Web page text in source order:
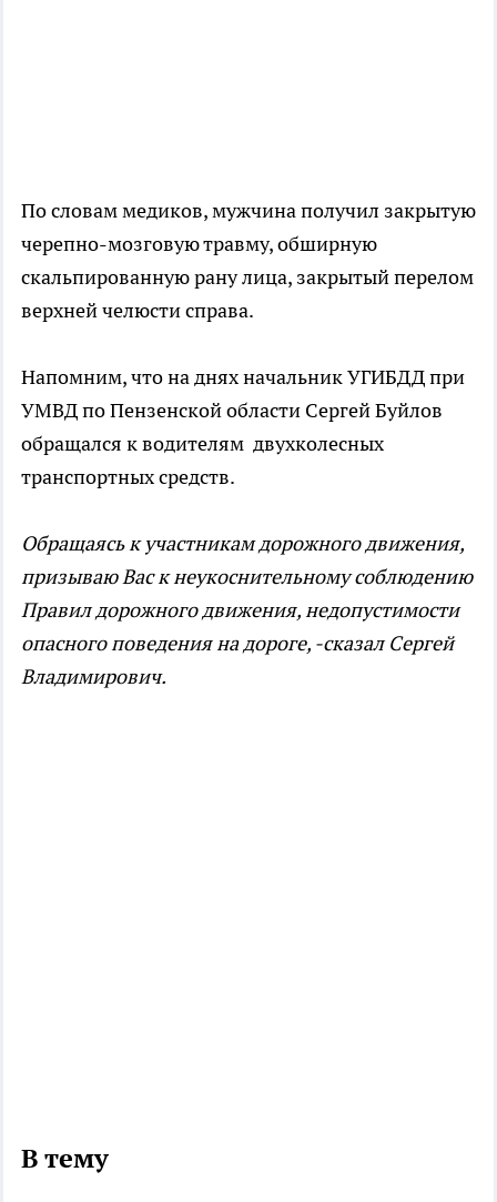
По словам медиков, мужчина получил закрытую
черепно-мозговую травму, обширную
скальпированную рану лица, закрытый перелом
верхней челюсти справа.
Напомним, что на днях начальник УГИБДД при
УМВД по Пензенской области Сергей Буйлов
обращался к водителям двухколесных
транспортных средств.
Обращаясь к участникам дорожного движения,
призываю Вас к неукоснительному соблюдению
Правил дорожного движения, недопустимости
опасного поведения на дороге, -сказал Сергей
Владимирович.
В тему